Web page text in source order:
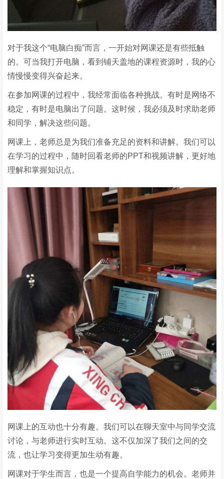
对于我这个“电脑白痴”而言，一开始对网课还是有些抵触
的。可当我打开电脑，看到铺天盖地的课程资源时，我的心
情慢慢变得兴奋起来。
在参加网课的过程中，我经常面临各种挑战。有时是网络不
稳定，有时是电脑出了问题。这时候，我必须及时求助老师
和同学，解决这些问题。
网课上，老师总是为我们准备充足的资料和讲解。我们可以
在学习的过程中，随时回看老师的PPT和视频讲解，更好地
理解和掌握知识点。
网课上的互动也十分有趣。我们可以在聊天室中与同学交流
讨论，与老师进行实时互动。这不仅加深了我们之间的交
流，也让学习变得更加生动有趣。
网课对于学生而言，也是一个提高自学能力的机会。老师并